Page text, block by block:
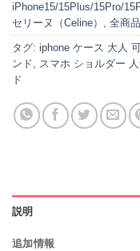
iPhone15/15Plus/15Pro/
セリーヌ（Celine） , 全商品
タグ: iphone ケース 大人
ンド, スマホ ショルダー
ド
説明
追加情報